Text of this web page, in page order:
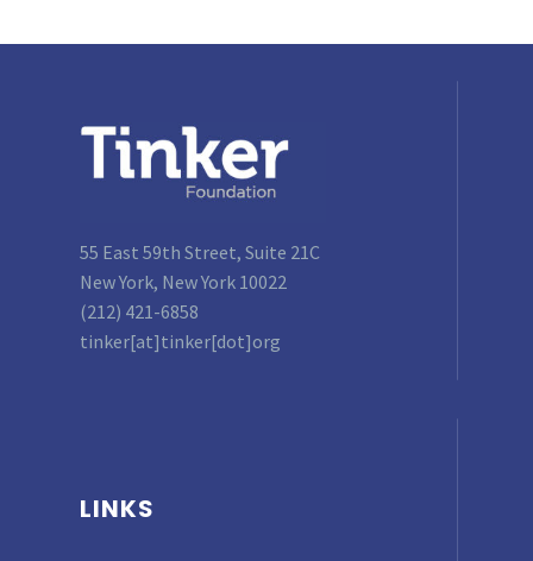
55 East 59th Street, Suite 21C
New York, New York 10022
(212) 421-6858
tinker[at]tinker[dot]org
LINKS